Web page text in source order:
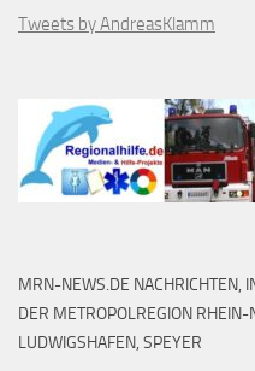
Tweets by AndreasKlamm
MRN-NEWS.DE NACHRICHTEN,
DER METROPOLREGION
LUDWIGSHAFEN, SPEYER